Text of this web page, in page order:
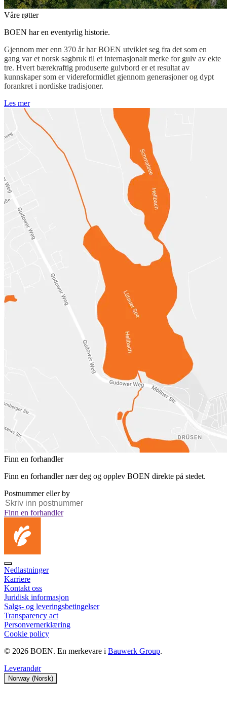
Våre røtter
BOEN har en eventyrlig historie.
Gjennom mer enn 370 år har BOEN utviklet seg fra det som en
gang var et norsk sagbruk til et internasjonalt merke for gulv av ekte
tre. Hvert bærekraftig produserte gulvbord er et resultat av
kunnskaper som er videreformidlet gjennom generasjoner og dypt
forankret i nordiske tradisjoner.
Les mer
Finn en forhandler
Finn en forhandler nær deg og opplev BOEN direkte på stedet.
Postnummer eller by
Finn en forhandler
Nedlastninger
Karriere
Kontakt oss
Juridisk informasjon
Salgs‑ og leveringsbetingelser
Transparency act
Personvernerklæring
Cookie policy
© 2026 BOEN. En merkevare i Bauwerk Group.
Leverandør
Norway (Norsk)